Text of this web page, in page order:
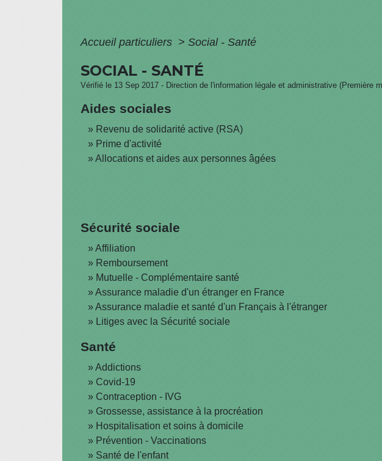
Accueil particuliers > Social - Santé
SOCIAL - SANTÉ
Vérifié le 13 Sep 2017 - Direction de l'information légale et administrative (Première
Aides sociales
Revenu de solidarité active (RSA)
Prime d'activité
Allocations et aides aux personnes âgées
Sécurité sociale
Affiliation
Remboursement
Mutuelle - Complémentaire santé
Assurance maladie d'un étranger en France
Assurance maladie et santé d'un Français à l'étranger
Litiges avec la Sécurité sociale
Santé
Addictions
Covid-19
Contraception - IVG
Grossesse, assistance à la procréation
Hospitalisation et soins à domicile
Prévention - Vaccinations
Santé de l'enfant